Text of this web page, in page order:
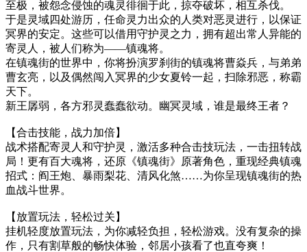
至极，被怨念侵蚀的魂灵徘徊于此，掠夺破坏，相互杀伐。
于是灵域四处游历，任命灵力出众的人类对恶灵进行，以保证
冥界的安定。这些可以借用守护灵之力，拥有超出常人异能的
寄灵人，被人们称为——镇魂将。
在镇魂街的世界中，你将扮演罗刹街的镇魂将曹焱兵，与弟弟
曹玄亮，以及偶然闯入冥界的少女夏铃一起，扫除邪恶，称霸
天下。
新王孱弱，各方邪灵蠢蠢欲动。幽冥灵域，谁是最终王者？
【合击技能，战力加倍】
战术搭配寄灵人和守护灵，激活多种合击技玩法，一击扭转战
局！更有百大魂将，还原《镇魂街》原著角色，重现经典镇魂
招式：阎王炮、暴雨梨花、清风化煞……为你呈现镇魂街的热
血战斗世界。
【放置玩法，轻松过关】
挂机轻度放置玩法，为你减轻负担，轻松游戏。没有复杂的操
作，只有割草般的畅快体验，邻居小孩看了也直夸爽！